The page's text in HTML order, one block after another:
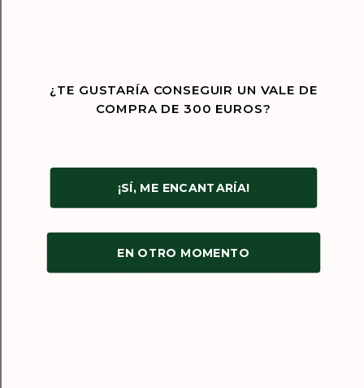
Septiembre de 2024
¡Una experiencia absolutamente maravillosa! He
comprado varias piezas en esta joyería y estoy
encantada con la calidad, el diseño y el cuidado
puesto en cada detalle. Las joyas son sencillamente
únicas: no existe nada parecido en ningún otro
¿TE GUSTARÍA CONSEGUIR UN VALE DE
COMPRA DE 300 EUROS?
¡SÍ, ME ENCANTARÍA!
EN OTRO MOMENTO